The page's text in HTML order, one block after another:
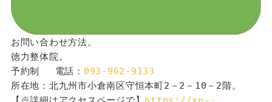
お問い合わせ方法。
徳力整体院。
予約制 　電話： 093-962-9133
所在地：北九州市小倉南区守恒本町2－2－10－2階。